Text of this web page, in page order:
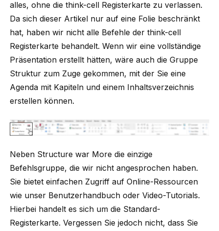
alles, ohne die think-cell Registerkarte zu verlassen.
Da sich dieser Artikel nur auf eine Folie beschränkt
hat, haben wir nicht alle Befehle der think-cell
Registerkarte behandelt. Wenn wir eine vollständige
Präsentation erstellt hätten, wäre auch die Gruppe
Struktur zum Zuge gekommen, mit der Sie eine
Agenda mit Kapiteln und einem Inhaltsverzeichnis
erstellen können.
Neben Structure war More die einzige
Befehlsgruppe, die wir nicht angesprochen haben.
Sie bietet einfachen Zugriff auf Online-Ressourcen
wie unser Benutzerhandbuch oder Video-Tutorials.
Hierbei handelt es sich um die Standard-
Registerkarte. Vergessen Sie jedoch nicht, dass Sie